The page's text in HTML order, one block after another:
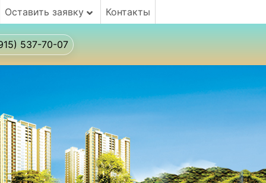
Оставить заявку Контакты
537-70-07